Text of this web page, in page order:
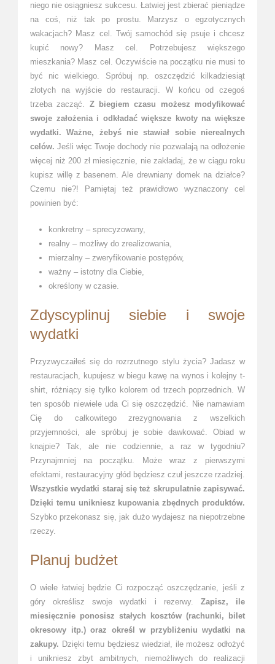
niego nie osiągniesz sukcesu. Łatwiej jest zbierać pieniądze
na coś, niż tak po prostu. Marzysz o egzotycznych
wakacjach? Masz cel. Twój samochód się psuje i chcesz
kupić nowy? Masz cel. Potrzebujesz większego
mieszkania? Masz cel. Oczywiście na początku nie musi to
być nic wielkiego. Spróbuj np. oszczędzić kilkadziesiąt
złotych na wyjście do restauracji. W końcu od czegoś
trzeba zacząć. Z biegiem czasu możesz modyfikować
swoje założenia i odkładać większe kwoty na większe
wydatki. Ważne, żebyś nie stawiał sobie nierealnych
celów. Jeśli więc Twoje dochody nie pozwalają na odłożenie
więcej niż 200 zł miesięcznie, nie zakładaj, że w ciągu roku
kupisz willę z basenem. Ale drewniany domek na działce?
Czemu nie?! Pamiętaj też prawidłowo wyznaczony cel
powinien być:
konkretny – sprecyzowany,
realny – możliwy do zrealizowania,
mierzalny – zweryfikowanie postępów,
ważny – istotny dla Ciebie,
określony w czasie.
Zdyscyplinuj siebie i swoje
wydatki
Przyzwyczaiłeś się do rozrzutnego stylu życia? Jadasz w
restauracjach, kupujesz w biegu kawę na wynos i kolejny t-
shirt, różniący się tylko kolorem od trzech poprzednich. W
ten sposób niewiele uda Ci się oszczędzić. Nie namawiam
Cię do całkowitego zrezygnowania z wszelkich
przyjemności, ale spróbuj je sobie dawkować. Obiad w
knajpie? Tak, ale nie codziennie, a raz w tygodniu?
Przynajmniej na początku. Może wraz z pierwszymi
efektami, restauracyjny głód będziesz czuł jeszcze rzadziej.
Wszystkie wydatki staraj się też skrupulatnie zapisywać.
Dzięki temu unikniesz kupowania zbędnych produktów.
Szybko przekonasz się, jak dużo wydajesz na niepotrzebne
rzeczy.
Planuj budżet
O wiele łatwiej będzie Ci rozpocząć oszczędzanie, jeśli z
góry określisz swoje wydatki i rezerwy. Zapisz, ile
miesięcznie ponosisz stałych kosztów (rachunki, bilet
okresowy itp.) oraz określ w przybliżeniu wydatki na
zakupy. Dzięki temu będziesz wiedział, ile możesz odłożyć
i unikniesz zbyt ambitnych, niemożliwych do realizacji